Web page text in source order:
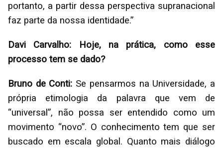
portanto, a partir dessa perspectiva supranacional
faz parte da nossa identidade.”
Davi Carvalho: Hoje, na prática, como esse
processo tem se dado?
Bruno de Conti: Se pensarmos na Universidade, a
própria etimologia da palavra que vem de
“universal”, não possa ser entendido como um
movimento “novo”. O conhecimento tem que ser
buscado em escala global. Quanto mais diálogo